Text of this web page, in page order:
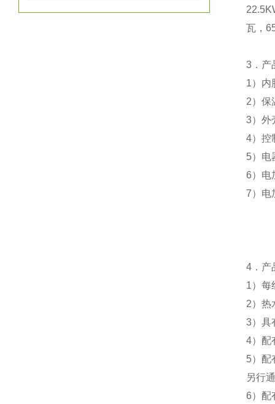
瓦，
3 ．
1） 内
2） 保
3）外
4）控
5）电
6）电
7）电
4 ．
1）每
2）热
3）具
4）配
5）配
另行
6）配